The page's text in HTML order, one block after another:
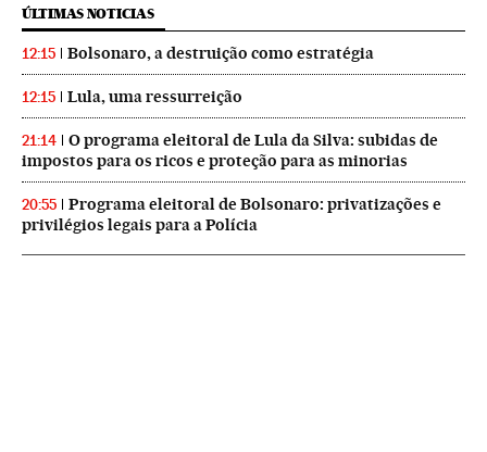
ÚLTIMAS NOTICIAS
12:15 Bolsonaro, a destruição como estratégia
12:15 Lula, uma ressurreição
21:14
O programa eleitoral de Lula da Silva: subidas de
impostos para os ricos e proteção para as minorias
20:55
Programa eleitoral de Bolsonaro: privatizações e
privilégios legais para a Polícia